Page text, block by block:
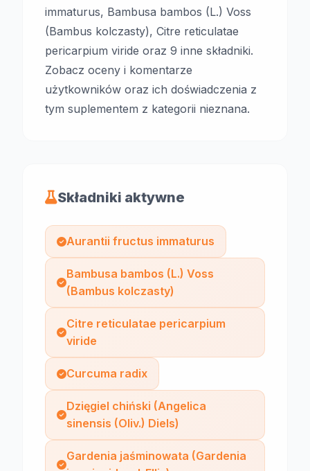
immaturus, Bambusa bambos (L.) Voss
(Bambus kolczasty), Citre reticulatae
pericarpium viride oraz 9 inne składniki.
Zobacz oceny i komentarze
użytkowników oraz ich doświadczenia z
tym suplementem z kategorii nieznana.
Składniki aktywne
Aurantii fructus immaturus
Bambusa bambos (L.) Voss
(Bambus kolczasty)
Citre reticulatae pericarpium
viride
Curcuma radix
Dzięgiel chiński (Angelica
sinensis (Oliv.) Diels)
Gardenia jaśminowata (Gardenia